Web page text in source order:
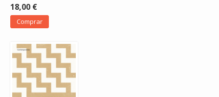
18,00 €
Comprar